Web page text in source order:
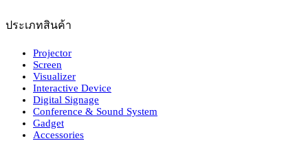
ประเภทสินค้า
Projector
Screen
Visualizer
Interactive Device
Digital Signage
Conference & Sound System
Gadget
Accessories